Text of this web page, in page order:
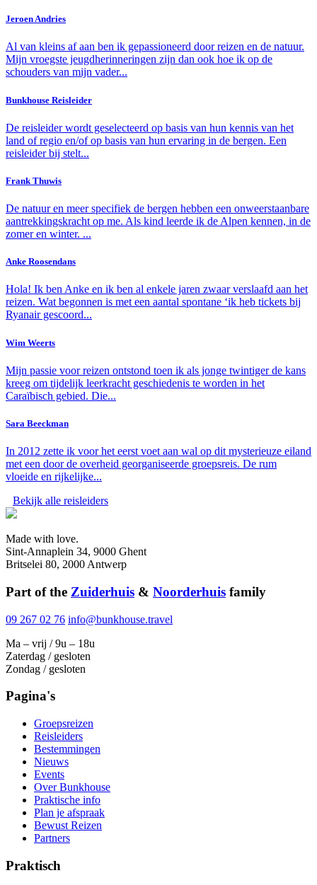
Jeroen Andries
Al van kleins af aan ben ik gepassioneerd door reizen en de natuur.
Mijn vroegste jeugdherinneringen zijn dan ook hoe ik op de
schouders van mijn vader...
Bunkhouse Reisleider
De reisleider wordt geselecteerd op basis van hun kennis van het
land of regio en/of op basis van hun ervaring in de bergen. Een
reisleider bij stelt...
Frank Thuwis
De natuur en meer specifiek de bergen hebben een onweerstaanbare
aantrekkingskracht op me. Als kind leerde ik de Alpen kennen, in de
zomer en winter. ...
Anke Roosendans
Hola! Ik ben Anke en ik ben al enkele jaren zwaar verslaafd aan het
reizen. Wat begonnen is met een aantal spontane ‘ik heb tickets bij
Ryanair gescoord...
Wim Weerts
Mijn passie voor reizen ontstond toen ik als jonge twintiger de kans
kreeg om tijdelijk leerkracht geschiedenis te worden in het
Caraïbisch gebied. Die...
Sara Beeckman
In 2012 zette ik voor het eerst voet aan wal op dit mysterieuze eiland
met een door de overheid georganiseerde groepsreis. De rum
vloeide en rijkelijke...
Bekijk alle reisleiders
Made with love.
Sint-Annaplein 34, 9000 Ghent
Britselei 80, 2000 Antwerp
Part of the Zuiderhuis & Noorderhuis family
09 267 02 76 info@bunkhouse.travel
Ma – vrij / 9u – 18u
Zaterdag / gesloten
Zondag / gesloten
Pagina's
Groepsreizen
Reisleiders
Bestemmingen
Nieuws
Events
Over Bunkhouse
Praktische info
Plan je afspraak
Bewust Reizen
Partners
Praktisch